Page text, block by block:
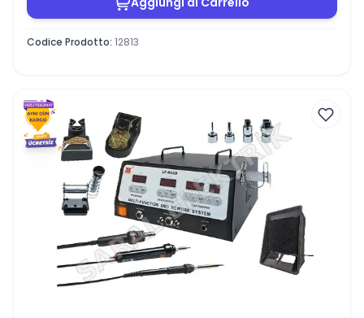
Codice Prodotto: 12813